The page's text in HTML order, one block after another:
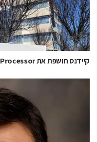
קיידנס חושפת את Tensilica NeuroEdge 130 AI Co-Processor